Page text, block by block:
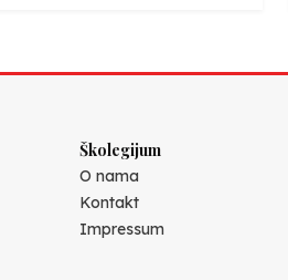
Školegijum
O nama
Kontakt
Impressum